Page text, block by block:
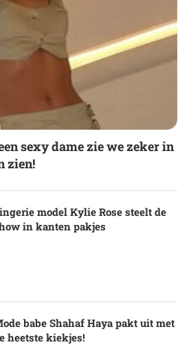
sexy dame zie we zeker in
zien!
model Kylie Rose steelt de
in kanten pakjes
babe Shahaf Haya pakt uit met
heetste kiekjes!